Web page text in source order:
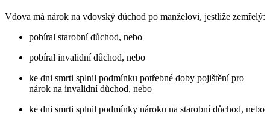
Vdova má nárok na vdovský důchod po manželovi, jestliže zemřelý:
pobíral starobní důchod, nebo
pobíral invalidní důchod, nebo
ke dni smrti splnil podmínku potřebné doby pojištění pro
nárok na invalidní důchod, nebo
ke dni smrti splnil podmínky nároku na starobní důchod, nebo